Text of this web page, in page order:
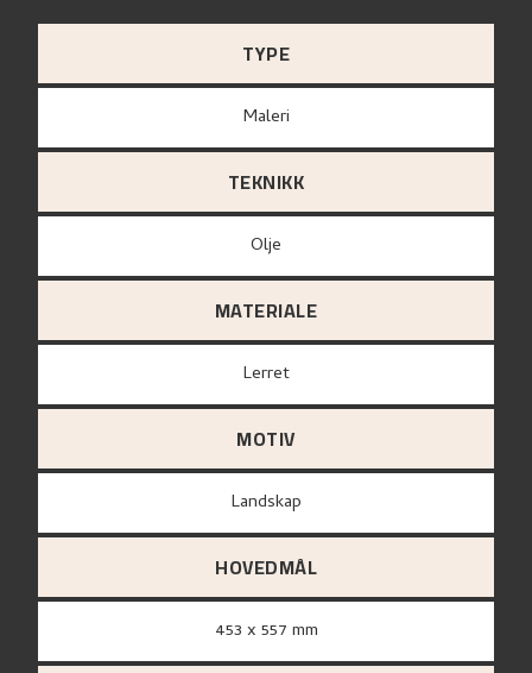
TYPE
Maleri
TEKNIKK
Olje
MATERIALE
lerret
MOTIV
Landskap
HOVEDMÅL
453 x 557 mm